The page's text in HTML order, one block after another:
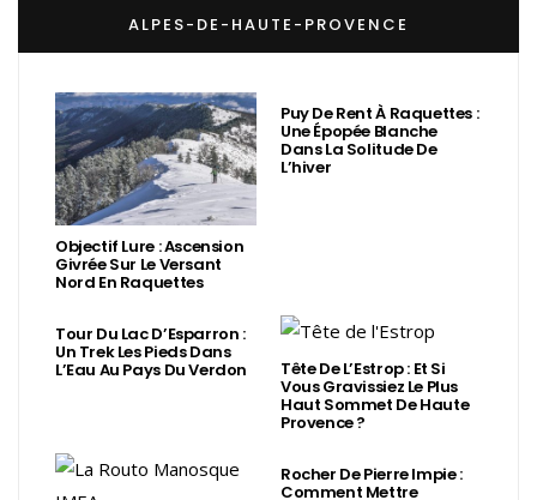
ALPES-DE-HAUTE-PROVENCE
Objectif Lure : Ascension
Givrée Sur Le Versant
Nord En Raquettes
Puy De Rent À Raquettes :
Une Épopée Blanche
Dans La Solitude De
L’hiver
Tour Du Lac D’Esparron :
Un Trek Les Pieds Dans
L’Eau Au Pays Du Verdon Tête De L’Estrop : Et Si
Vous Gravissiez Le Plus
Haut Sommet De Haute
Provence ?
Rocher De Pierre Impie :
Comment Mettre